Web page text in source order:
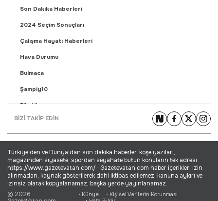
Son Dakika Haberleri
2024 Seçim Sonuçları
Çalışma Hayatı Haberleri
Hava Durumu
Bulmaca
Şampiy10
Fikstür
Puan Durumu
Yaşam Haberleri
Ekonomi Haberleri
Dünya Haberleri
BİZİ TAKİP EDİN
Türkiye'den ve Dünya’dan son dakika haberler, köşe yazıları,
magazinden siyasete, spordan seyahate bütün konuların tek adresi
https://www.gazetevatan.com/ ; Gazetevatan.com haber içerikleri izin
alınmadan, kaynak gösterilerek dahi iktibas edilemez, kanuna aykırı ve
izinsiz olarak kopyalanamaz, başka yerde yayınlanamaz.
© 2026
• Künye
• Kişisel Verilerin Korunması